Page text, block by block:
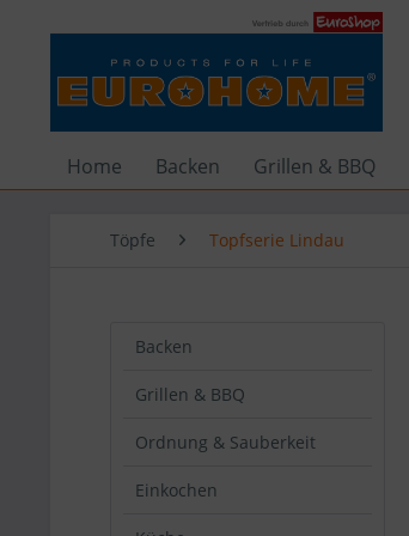
Home Backen Grillen & BBQ
Töpfe Topfserie Lindau
Backen
Grillen & BBQ
Ordnung & Sauberkeit
Einkochen